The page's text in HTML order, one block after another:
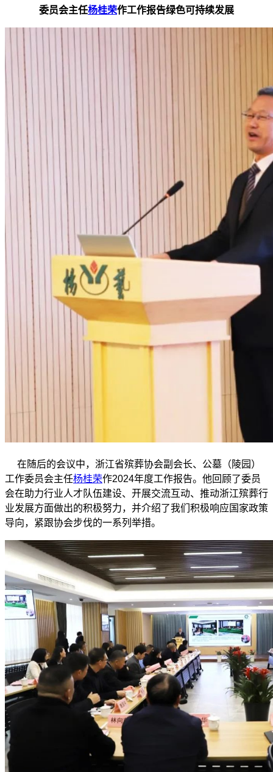
委员会主任杨桂荣作工作报告绿色可持续发展
在随后的会议中，浙江省殡葬协会副会长、公墓（陵园）
工作委员会主任杨桂荣作2024年度工作报告。他回顾了委员
会在助力行业人才队伍建设、开展交流互动、推动浙江殡葬行
业发展方面做出的积极努力，并介绍了我们积极响应国家政策
导向，紧跟协会步伐的一系列举措。